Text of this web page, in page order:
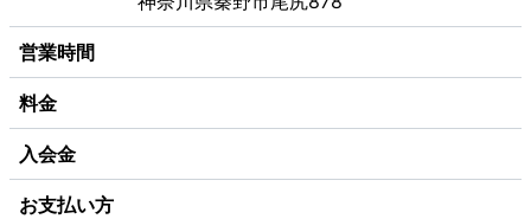
営業時間
料金
入会金
お支払い方